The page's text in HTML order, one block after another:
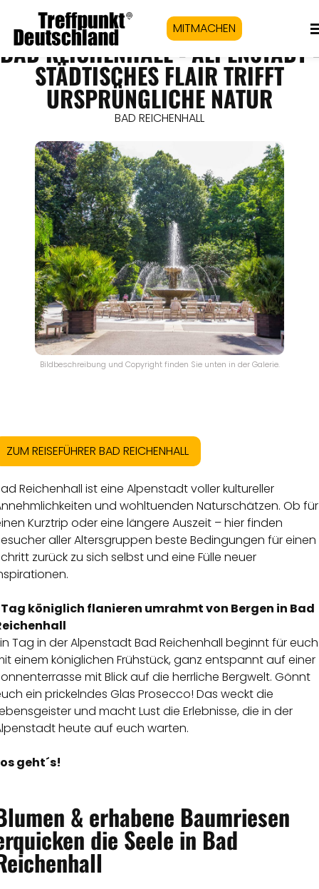
MITMACHEN
BAD REICHENHALL - ALPENSTADT -
STÄDTISCHES FLAIR TRIFFT
URSPRÜNGLICHE NATUR
BAD REICHENHALL
Bildbeschreibung und Copyright finden Sie unten in der Galerie.
ZUM REISEFÜHRER BAD REICHENHALL
Reichenhall ist eine Alpenstadt voller kultureller
und wohltuenden Naturschätzen. Ob für
Kurztrip oder eine längere Auszeit – hier finden
aller Altersgruppen beste Bedingungen für einen
zurück zu sich selbst und eine Fülle neuer
Tag königlich flanieren umrahmt von Bergen in Bad
Tag in der Alpenstadt Bad Reichenhall beginnt für euch
einem königlichen Frühstück, ganz entspannt auf einer
mit Blick auf die herrliche Bergwelt. Gönnt
ein prickelndes Glas Prosecco! Das weckt die
und macht Lust die Erlebnisse, die in der
heute auf euch warten.
geht´s!
& erhabene Baumriesen
die Seele in Bad